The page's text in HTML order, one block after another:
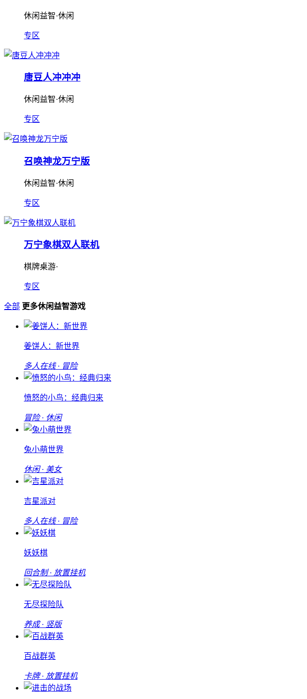
休闲益智·休闲
专区
唐豆人冲冲冲
休闲益智·休闲
专区
召唤神龙万宁版
休闲益智·休闲
专区
万宁象棋双人联机
棋牌桌游·
专区
全部 更多休闲益智游戏
姜饼人：新世界
多人在线 · 冒险
愤怒的小鸟：经典归来
冒险 · 休闲
兔小萌世界
休闲 · 美女
吉星派对
多人在线 · 冒险
妖妖棋
回合制 · 放置挂机
无尽探险队
养成 · 竖版
百战群英
卡牌 · 放置挂机